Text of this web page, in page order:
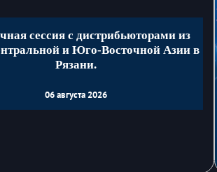
сессия с дистрибьюторами из
и Юго-Восточной Азии в
Рязани.
06 августа 2026